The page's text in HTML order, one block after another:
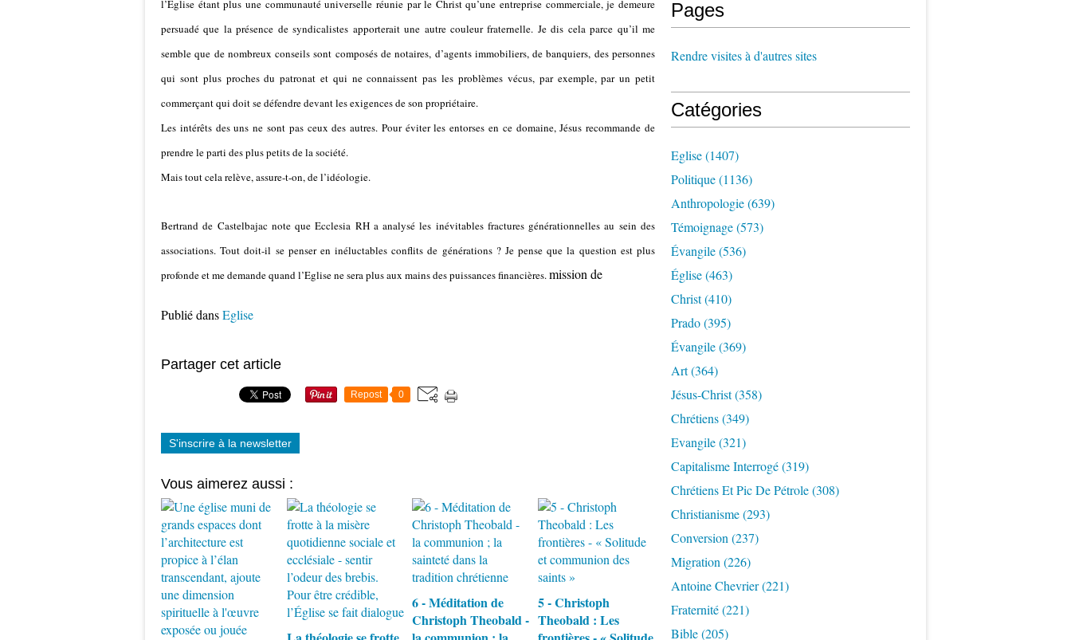
l’Eglise étant plus une communauté universelle réunie par le Christ qu’une entreprise commerciale, je demeure
persuadé que la présence de syndicalistes apporterait une autre couleur fraternelle. Je dis cela parce qu’il me
semble que de nombreux conseils sont composés de notaires, d’agents immobiliers, de banquiers, des personnes
qui sont plus proches du patronat et qui ne connaissent pas les problèmes vécus, par exemple, par un petit
commerçant qui doit se défendre devant les exigences de son propriétaire.
Les intérêts des uns ne sont pas ceux des autres. Pour éviter les entorses en ce domaine, Jésus recommande de
prendre le parti des plus petits de la société.
Mais tout cela relève, assure-t-on, de l’idéologie.
Bertrand de Castelbajac note que Ecclesia RH a analysé les inévitables fractures générationnelles au sein des
associations. Tout doit-il se penser en inéluctables conflits de générations ? Je pense que la question est plus
profonde et me demande quand l’Eglise ne sera plus aux mains des puissances financières.mission de
Publié dansEglise
Partager cet article
Repost 0
S'inscrire à la newsletter
Vous aimerez aussi :
6 - Méditation de
Christoph Theobald -
5 - Christoph
Theobald : Les
Pages
Rendre visites à d'autres sites
Catégories
Eglise(1407)
Politique(1136)
Anthropologie(639)
Témoignage(573)
Évangile(536)
Église(463)
Christ(410)
Prado(395)
Évangile(369)
Art(364)
Jésus-Christ(358)
Chrétiens(349)
Evangile(321)
Capitalisme Interrogé(319)
Chrétiens Et Pic De Pétrole(308)
Christianisme(293)
Conversion (237)
Migration (226)
Antoine Chevrier(221)
Fraternité(221)
Bible(205)